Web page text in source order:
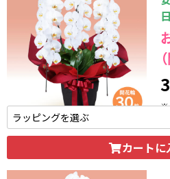
※
カートに